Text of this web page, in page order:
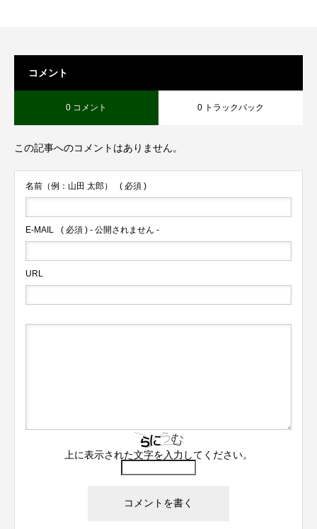
コメント
0 コメント 0 トラックバック
この記事へのコメントはありません。
名前（例：山田 太郎） ( 必須 )
E-MAIL ( 必須 ) - 公開されません -
URL
上に表示された文字を入力してください。